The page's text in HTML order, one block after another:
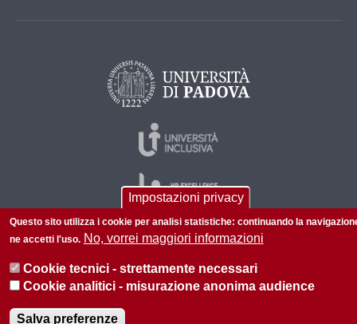
P.I. 00742430283 C.F. 80006480281
Informazioni su questo sito
Impostazioni privacy
Questo sito utilizza i cookie per analisi statistiche: continuando la
ne accetti l'uso. No, vorrei maggiori informazioni
Cookie tecnici - strettamente necessari
Cookie analitici - misurazione anonima audience
Salva preferenze